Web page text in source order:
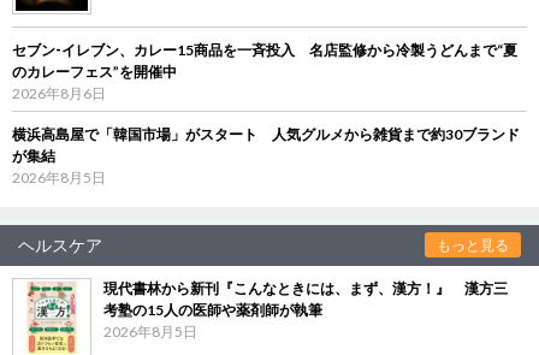
セブン‐イレブン、カレー15商品を一斉投入 名店監修から冷製うどんまで“夏
のカレーフェス”を開催中
2026年8月6日
横浜高島屋で「韓国市場」がスタート 人気グルメから雑貨まで約30ブランド
が集結
2026年8月5日
ヘルスケア もっと見る
現代書林から新刊『こんなときには、まず、漢方！』 漢方三
考塾の15人の医師や薬剤師が執筆
2026年8月5日